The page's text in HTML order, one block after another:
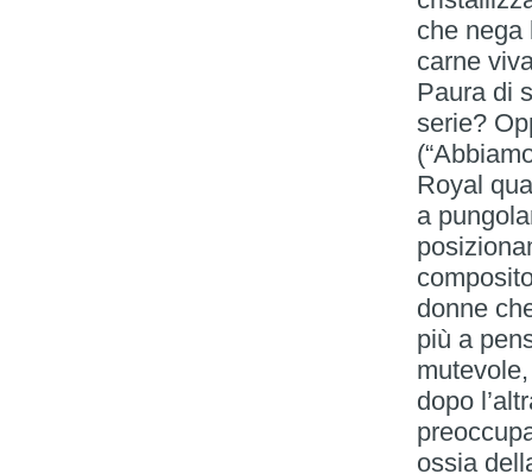
che nega
carne
Paura di
serie?
Royal
a
donne
più a
dopo
ossia